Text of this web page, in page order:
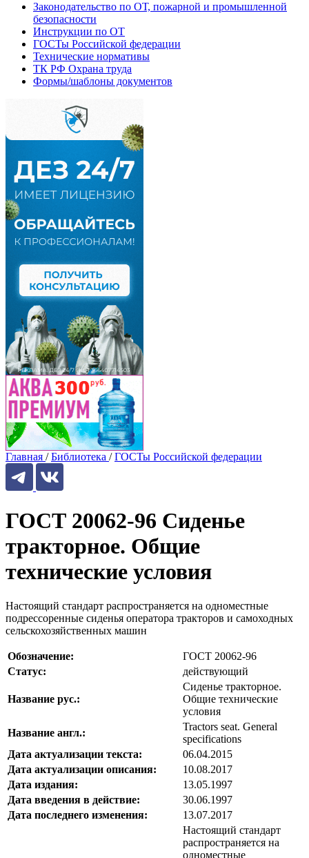
Законодательство по ОТ, пожарной и промышленной
безопасности
Инструкции по ОТ
ГОСТы Российской федерации
Технические нормативы
ТК РФ Охрана труда
Формы/шаблоны документов
Главная / Библиотека / ГОСТы Российской федерации
ГОСТ 20062-96 Сиденье
тракторное. Общие
технические условия
Настоящий стандарт распространяется на одноместные
подрессоренные сиденья оператора тракторов и самоходных
сельскохозяйственных машин
Обозначение:
ГОСТ 20062-96
Статус:
действующий
Название рус.:
Сиденье тракторное.
Общие технические
условия
Название англ.:
Tractors seat. General
specifications
Дата актуализации текста:
06.04.2015
Дата актуализации описания:
10.08.2017
Дата издания:
13.05.1997
Дата введения в действие:
30.06.1997
Дата последнего изменения:
13.07.2017
Настоящий стандарт
распространяется на
одноместные